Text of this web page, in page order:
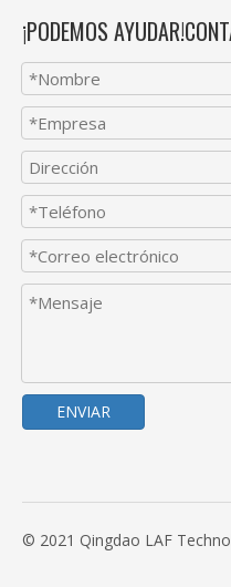
¡PODEMOS
ENVIAR
© 2021 Qingdao